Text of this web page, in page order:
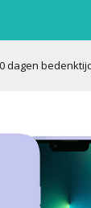
dagen bedenktijd